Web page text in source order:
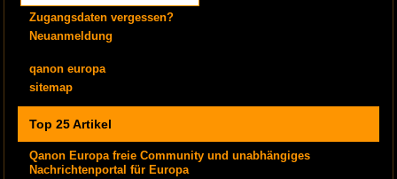
Zugangsdaten vergessen?
Neuanmeldung
qanon europa
sitemap
Top 25 Artikel
Qanon Europa freie Community und unabhängiges
Nachrichtenportal für Europa